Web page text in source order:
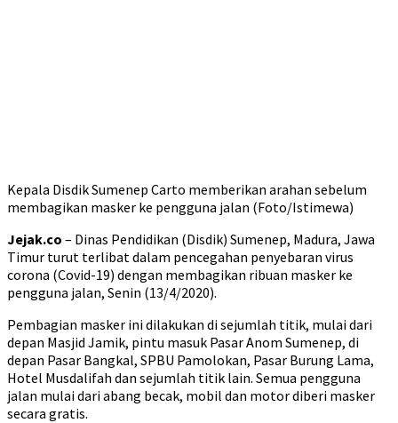
Kepala Disdik Sumenep Carto memberikan arahan sebelum
membagikan masker ke pengguna jalan (Foto/Istimewa)
Jejak.co – Dinas Pendidikan (Disdik) Sumenep, Madura, Jawa
Timur turut terlibat dalam pencegahan penyebaran virus
corona (Covid-19) dengan membagikan ribuan masker ke
pengguna jalan, Senin (13/4/2020).
Pembagian masker ini dilakukan di sejumlah titik, mulai dari
depan Masjid Jamik, pintu masuk Pasar Anom Sumenep, di
depan Pasar Bangkal, SPBU Pamolokan, Pasar Burung Lama,
Hotel Musdalifah dan sejumlah titik lain. Semua pengguna
jalan mulai dari abang becak, mobil dan motor diberi masker
secara gratis.